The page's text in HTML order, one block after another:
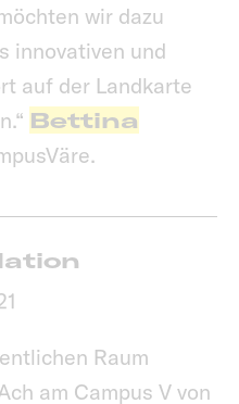
Raum
am Campus V von
wir dazu
innovativen und
auf der Landkarte
Bettina